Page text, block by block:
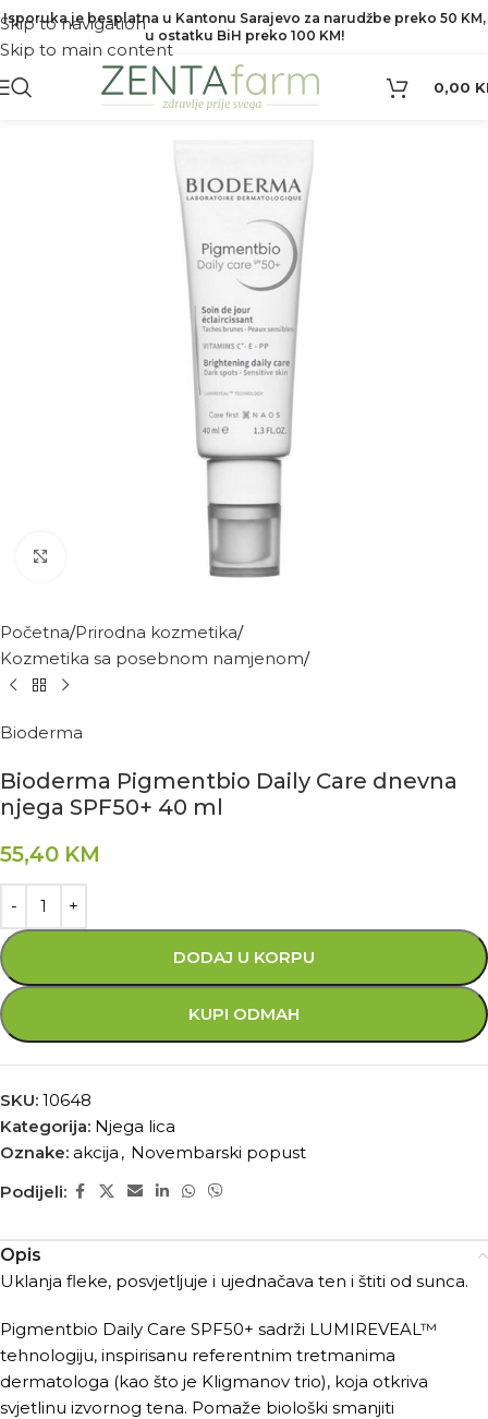
Skip to navigation
Skip to main content
Isporuka je besplatna u Kantonu Sarajevo za narudžbe preko 50 KM,
u ostatku BiH preko 100 KM!
0,00
Kliknite za povećanje
Početna Prirodna kozmetika
Kozmetika sa posebnom namjenom
Bioderma
Bioderma Pigmentbio Daily Care dnevna
njega SPF50+ 40 ml
55,40 KM
DODAJ U KORPU
KUPI ODMAH
SKU: 10648
Kategorija: Njega lica
Oznake: akcija , Novembarski popust
Podijeli:
Opis
Uklanja fleke, posvjetljuje i ujednačava ten i štiti od sunca.
Pigmentbio Daily Care SPF50+ sadrži LUMIREVEAL™
tehnologiju, inspirisanu referentnim tretmanima
dermatologa (kao što je Kligmanov trio), koja otkriva
svjetlinu izvornog tena. Pomaže biološki smanjiti